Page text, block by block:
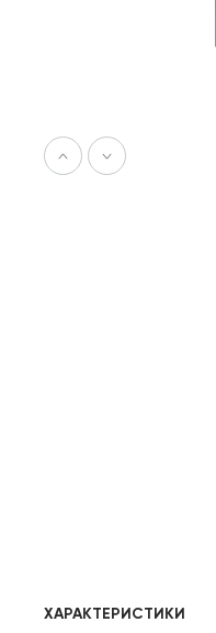
ХАРАКТЕРИСТИКИ